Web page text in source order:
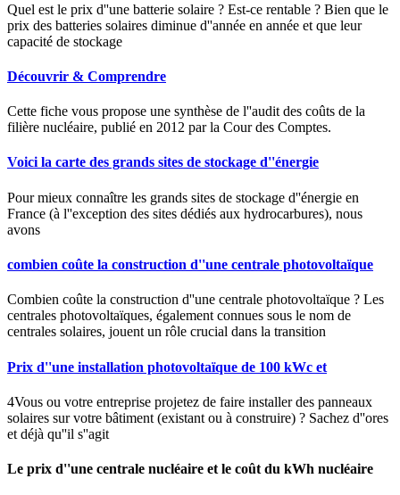
Quel est le prix d''une batterie solaire ? Est-ce rentable ? Bien que le
prix des batteries solaires diminue d''année en année et que leur
capacité de stockage
Découvrir & Comprendre
Cette fiche vous propose une synthèse de l''audit des coûts de la
filière nucléaire, publié en 2012 par la Cour des Comptes.
Voici la carte des grands sites de stockage d''énergie
Pour mieux connaître les grands sites de stockage d''énergie en
France (à l''exception des sites dédiés aux hydrocarbures), nous
avons
combien coûte la construction d''une centrale photovoltaïque
Combien coûte la construction d''une centrale photovoltaïque ? Les
centrales photovoltaïques, également connues sous le nom de
centrales solaires, jouent un rôle crucial dans la transition
Prix d''une installation photovoltaïque de 100 kWc et
4Vous ou votre entreprise projetez de faire installer des panneaux
solaires sur votre bâtiment (existant ou à construire) ? Sachez d''ores
et déjà qu''il s''agit
Le prix d''une centrale nucléaire et le coût du kWh nucléaire